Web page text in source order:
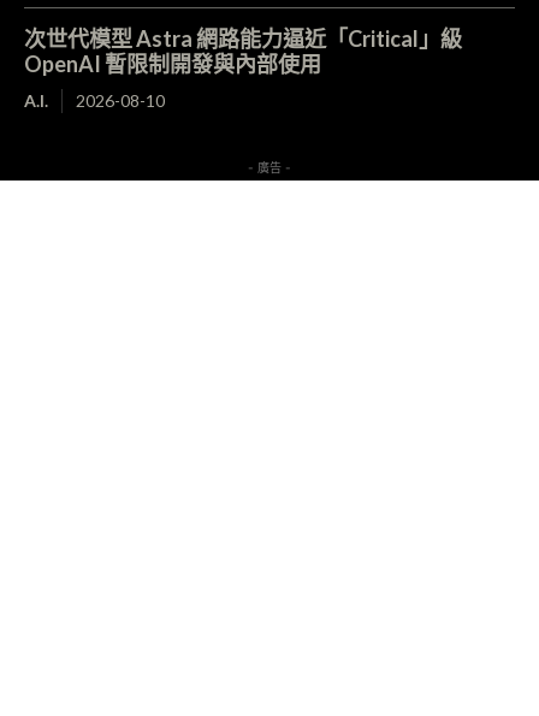
次世代模型 Astra 網路能力逼近「Critical」級
OpenAI 暫限制開發與內部使用
A.I. 2026-08-10
- 廣告 -